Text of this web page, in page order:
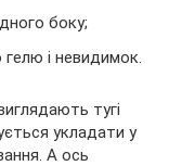
боку;
і невидимок.
тугі
укладати у
А ось